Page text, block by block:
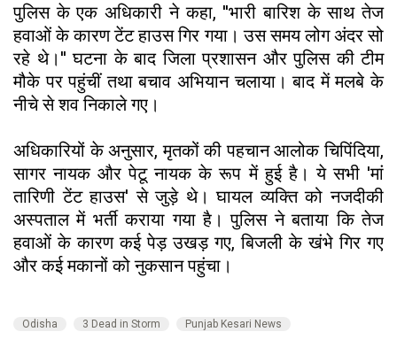
पुलिस के एक अधिकारी ने कहा, ''भारी बारिश के साथ तेज
हवाओं के कारण टेंट हाउस गिर गया। उस समय लोग अंदर सो
रहे थे।'' घटना के बाद जिला प्रशासन और पुलिस की टीम
मौके पर पहुंचीं तथा बचाव अभियान चलाया। बाद में मलबे के
नीचे से शव निकाले गए।
अधिकारियों के अनुसार, मृतकों की पहचान आलोक चिपिंदिया,
सागर नायक और पेटू नायक के रूप में हुई है। ये सभी 'मां
तारिणी टेंट हाउस' से जुड़े थे। घायल व्यक्ति को नजदीकी
अस्पताल में भर्ती कराया गया है। पुलिस ने बताया कि तेज
हवाओं के कारण कई पेड़ उखड़ गए, बिजली के खंभे गिर गए
और कई मकानों को नुकसान पहुंचा।
Odisha 3 Dead in Storm Punjab Kesari News